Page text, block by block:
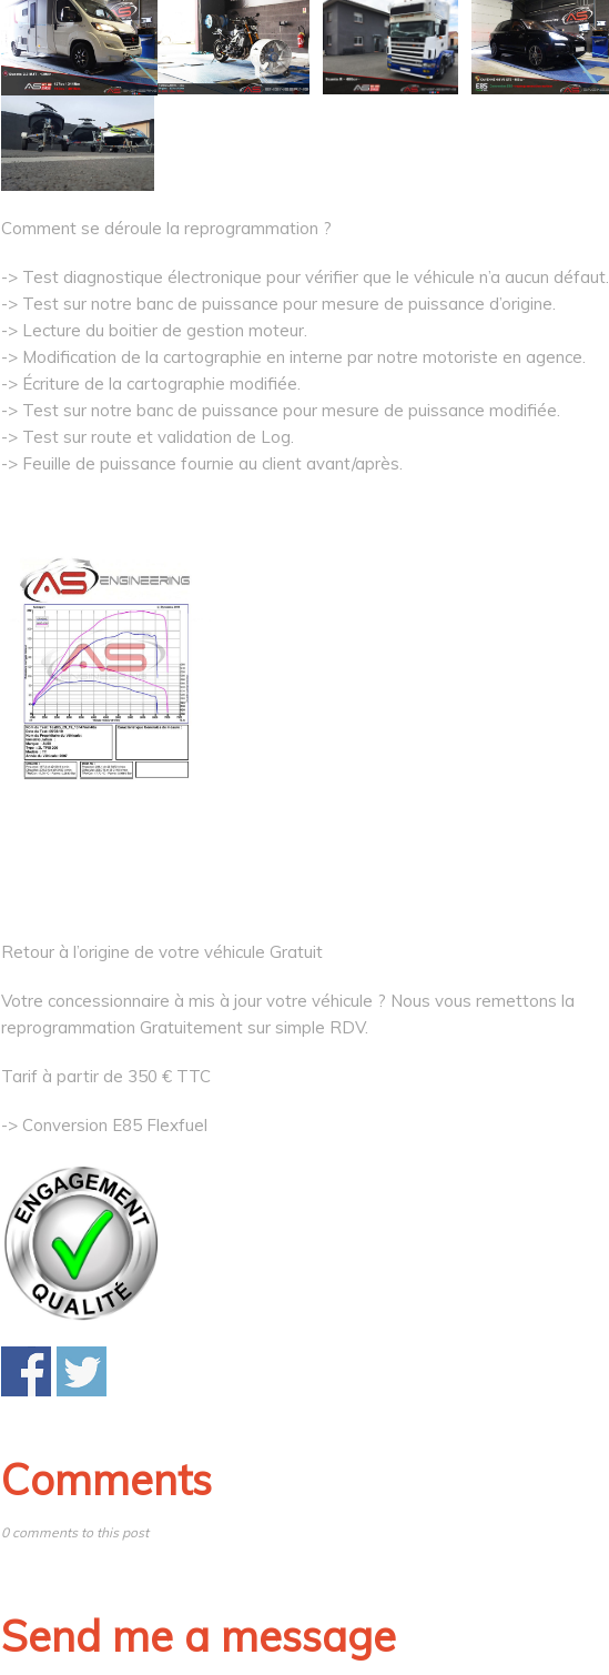
Comment se déroule la reprogrammation ?
-> Test diagnostique électronique pour vérifier que le véhicule n’a aucun défaut.
-> Test sur notre banc de puissance pour mesure de puissance d’origine.
-> Lecture du boitier de gestion moteur.
-> Modification de la cartographie en interne par notre motoriste en agence.
-> Écriture de la cartographie modifiée.
-> Test sur notre banc de puissance pour mesure de puissance modifiée.
-> Test sur route et validation de Log.
-> Feuille de puissance fournie au client avant/après.
Retour à l’origine de votre véhicule Gratuit
Votre concessionnaire à mis à jour votre véhicule ? Nous vous remettons la
reprogrammation Gratuitement sur simple RDV.
Tarif à partir de 350 € TTC
-> Conversion E85 Flexfuel
Comments
0 comments to this post
Send me a message